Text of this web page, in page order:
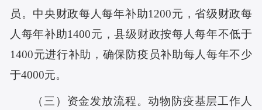
员。中央财政每人每年补助1200元，省级财政每
人每年补助1400元，县级财政按每人每年不低于
1400元进行补助，确保防疫员补助每人每年不少
于4000元。
（三）资金发放流程。动物防疫基层工作人